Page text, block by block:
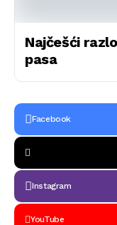
Najčešći
pasa
Facebook
Instagram
YouTube